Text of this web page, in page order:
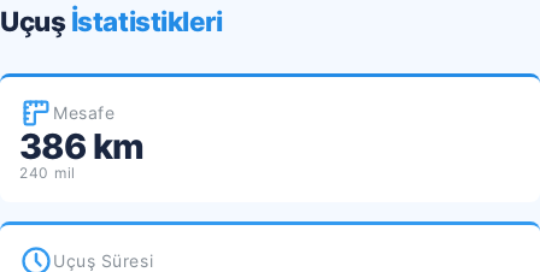
Uçuş İstatistikleri
Mesafe
386 km
240 mil
Uçuş Süresi